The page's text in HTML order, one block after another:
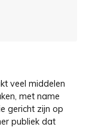
veel middelen
met name
gericht zijn op
publiek dat